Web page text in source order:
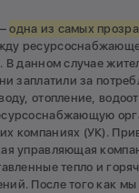
одна из самых
В данном случае
заплатили за
отопление,
компаниях (УК).
управляющая
тепло и
После того как мы